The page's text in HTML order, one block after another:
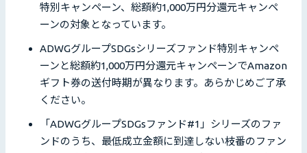
特別キャンペーン、総額約1,000万円分還元キャンペ
ーンの対象となっています。
ADWGグループSDGsシリーズファンド特別キャンペ
ーンと総額約1,000万円分還元キャンペーンでAmazon
ギフト券の送付時期が異なります。あらかじめご了承
ください。
「ADWGグループSDGsファンド#1」シリーズのファ
ンドのうち、最低成立金額に到達しない枝番のファン